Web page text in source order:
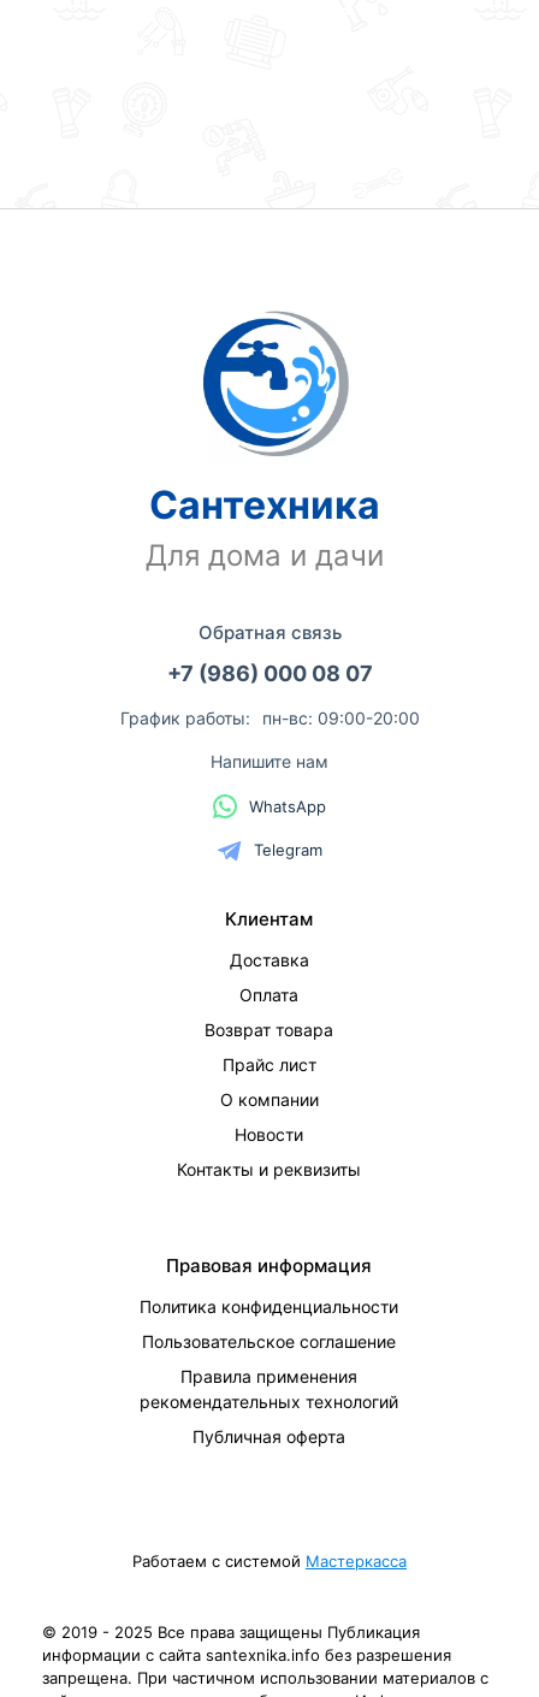
Сантехника
Для дома и дачи
Обратная связь
+7 (986) 000 08 07
График работы: пн-вс: 09:00-20:00
Напишите нам
WhatsApp
Telegram
Клиентам
Доставка
Оплата
Возврат товара
Прайс лист
О компании
Новости
Контакты и реквизиты
Правовая информация
Политика конфиденциальности
Пользовательское соглашение
Правила применения
рекомендательных технологий
Публичная оферта
Работаем с системой Мастеркасса
© 2019 - 2025 Все права защищены Публикация
информации с сайта santexnika.info без разрешения
запрещена. При частичном использовании материалов с